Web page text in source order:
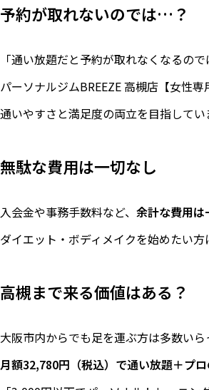
予約が取れないのでは…？
「通い放題だと予約が取れなくなるの
パーソナルジムBREEZE 高槻店【女性専
通いやすさと満足度の両立を目指してい
無駄な費用は一切なし
入会金や事務手数料など、 余計な費用
ダイエット・ボディメイクを始めたい方
高槻まで来る価値はある？
大阪市内からでも足を運ぶ方は多数いら
月額32,780円（税込）で通い放題＋プ